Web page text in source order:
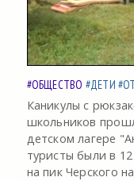
#ОБЩЕСТВО #ДЕТИ
Каникулы с
школьников
детском лагере
туристы были в
на пик Черского